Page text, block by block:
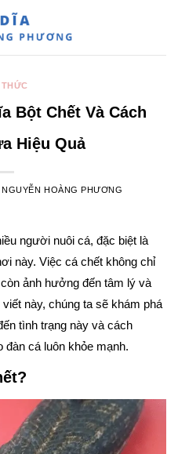
Bột Chết Và Cách
Hiệu Quả
NGUYỄN HOÀNG PHƯƠNG
người nuôi cá, đặc biệt là
này. Việc cá chết không chỉ
ảnh hưởng đến tâm lý và
này, chúng ta sẽ khám phá
tình trạng này và cách
đàn cá luôn khỏe mạnh.